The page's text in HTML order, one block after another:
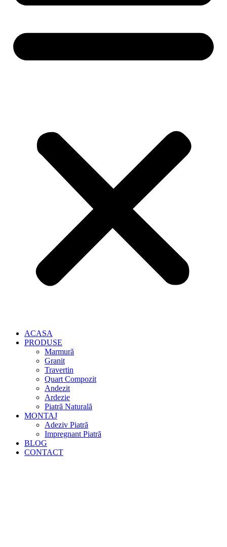
ACASA
PRODUSE
Marmură
Granit
Travertin
Quart Compozit
Andezit
Ardezie
Piatră Naturală
MONTAJ
Adeziv Piatră
Impregnant Piatră
BLOG
CONTACT